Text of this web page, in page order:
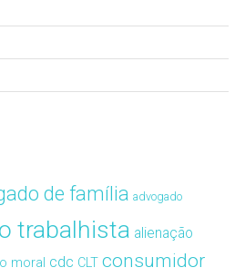
de família advogado
trabalhista alienação
moral cdc CLT consumidor